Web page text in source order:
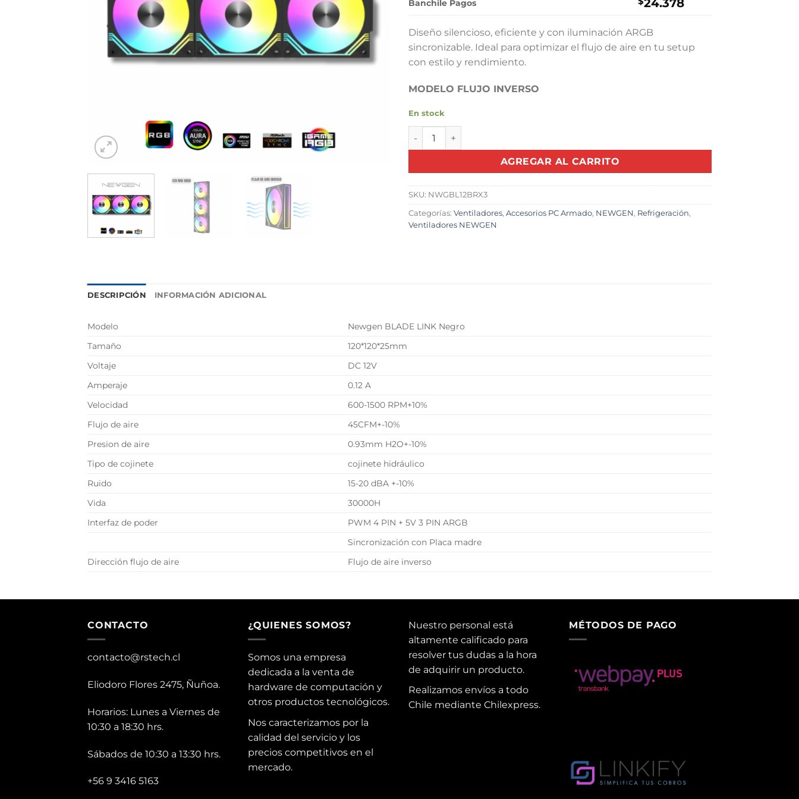
Banchile Pagos
Diseño silencioso, eficiente y con iluminación ARGB
sincronizable. Ideal para optimizar el flujo de aire en tu setup
con estilo y rendimiento.
MODELO FLUJO INVERSO
En stock
Ventiladores NEWGEN Blade LINK R Black ARGB 120mm (Pack 3 Reverse ) cantidad
AGREGAR AL CARRITO
SKU: NWGBL12BRX3
Categorías: Ventiladores, Accesorios PC Armado, NEWGEN , Refrigeración,
Ventiladores NEWGEN
DESCRIPCIÓN INFORMACIÓN ADICIONAL
Modelo
Newgen BLADE LINK Negro
Tamaño
120*120*25mm
Voltaje
DC 12V
Amperaje
0.12 A
Velocidad
600-1500 RPM+10%
Flujo de aire
45CFM+-10%
Presion de aire
0.93mm H2O+-10%
Tipo de cojinete
cojinete hidráulico
Ruido
15-20 dBA +-10%
Vida
30000H
Interfaz de poder
PWM 4 PIN + 5V 3 PIN ARGB
Sincronización con Placa madre
Dirección flujo de aire
Flujo de aire inverso
CONTACTO
contacto@rstech.cl
Eliodoro Flores 2475, Ñuñoa.
Horarios: Lunes a Viernes de
10:30 a 18:30 hrs.
Sábados de 10:30 a 13:30 hrs.
+56 9 3416 5163
¿QUIENES SOMOS?
Somos una empresa
dedicada a la venta de
hardware de computación y
otros productos tecnológicos.
Nos caracterizamos por la
calidad del servicio y los
precios competitivos en el
mercado.
Nuestro personal está
altamente calificado para
resolver tus dudas a la hora
de adquirir un producto.
Realizamos envíos a todo
Chile mediante Chilexpress.
MÉTODOS DE PAGO